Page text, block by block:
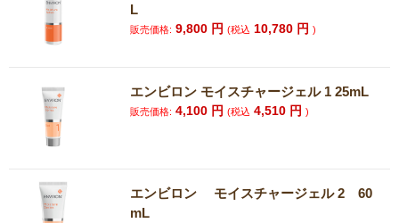
L
販売価格: 9,800 円(税込 10,780 円)
エンビロン モイスチャージェル 1 25mL
販売価格: 4,100 円(税込 4,510 円)
エンビロン モイスチャージェル 2 60
mL